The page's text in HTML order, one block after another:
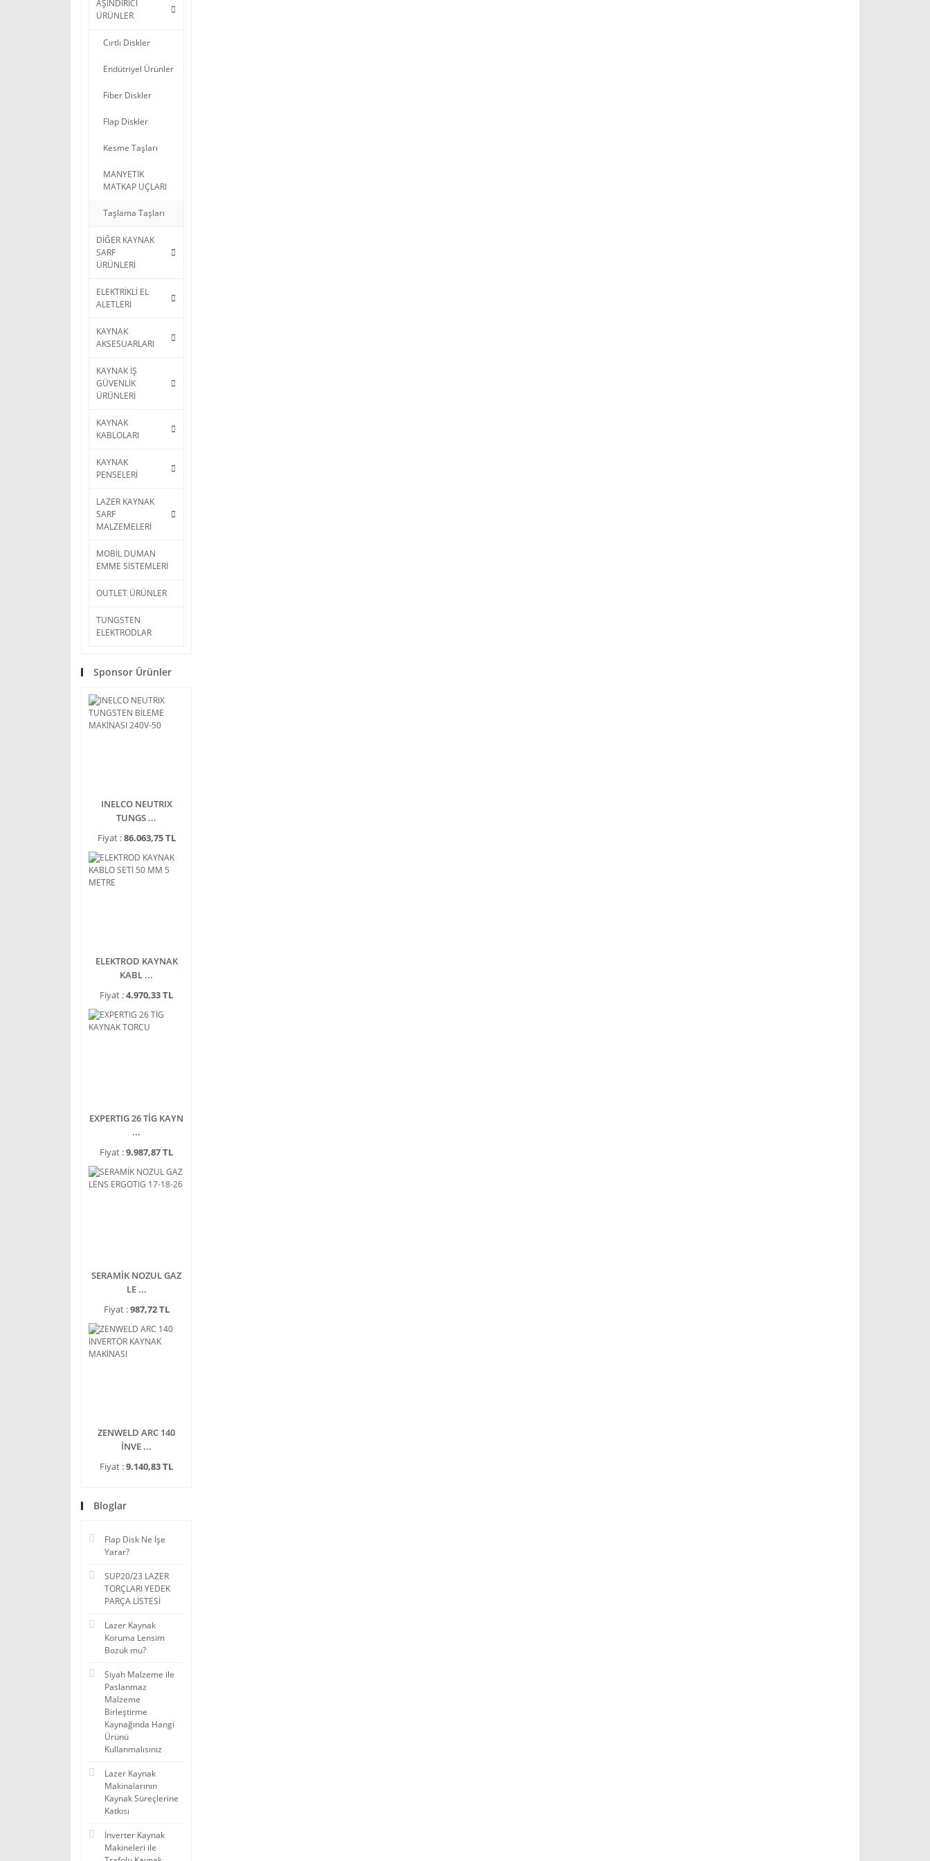
AŞINDIRICI
ÜRÜNLER
Cırtlı Diskler
Endütriyel Ürünler
Fiber Diskler
Flap Diskler
Kesme Taşları
MANYETİK
MATKAP UÇLARI
Taşlama Taşları
DİĞER KAYNAK
SARF
ÜRÜNLERİ
ELEKTRİKLİ EL
ALETLERİ
KAYNAK
AKSESUARLARI
KAYNAK İŞ
GÜVENLİK
ÜRÜNLERİ
KAYNAK
KABLOLARI
KAYNAK
PENSELERİ
LAZER KAYNAK
SARF
MALZEMELERİ
MOBİL DUMAN
EMME SİSTEMLERİ
OUTLET ÜRÜNLER
TUNGSTEN
ELEKTRODLAR
Sponsor Ürünler
INELCO NEUTRIX
TUNGS ...
Fiyat :86.063,75 TL
ELEKTROD KAYNAK
KABL ...
Fiyat :4.970,33 TL
EXPERTIG 26 TİG KAYN
...
Fiyat :9.987,87 TL
SERAMİK NOZUL GAZ
LE ...
Fiyat :987,72 TL
ZENWELD ARC 140
İNVE ...
Fiyat :9.140,83 TL
Bloglar
Flap Disk Ne İşe
Yarar?
SUP20/23 LAZER
TORÇLARI YEDEK
PARÇA LİSTESİ
Lazer Kaynak
Koruma Lensim
Bozuk mu?
Siyah Malzeme ile
Paslanmaz
Malzeme
Birleştirme
Kaynağında Hangi
Ürünü
Kullanmalısınız
Lazer Kaynak
Makinalarının
Kaynak Süreçlerine
Katkısı
İnverter Kaynak
Makineleri ile